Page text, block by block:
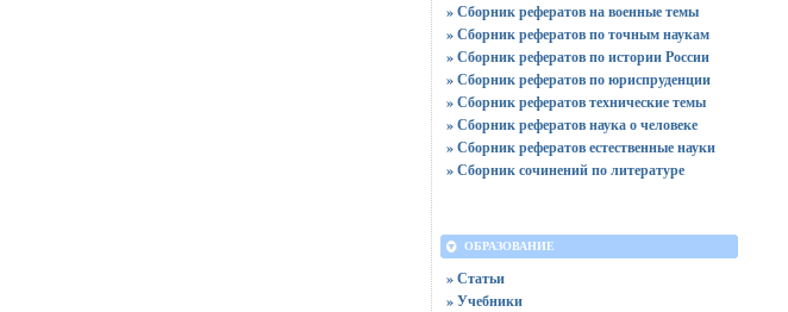
» Сборник рефератов на военные темы
» Сборник рефератов по точным наукам
» Сборник рефератов по истории России
» Сборник рефератов по юриспруденции
» Сборник рефератов технические темы
» Сборник рефератов наука о человеке
» Сборник рефератов естественные науки
» Сборник сочинений по литературе
ОБРАЗОВАНИЕ
» Статьи
» Учебники